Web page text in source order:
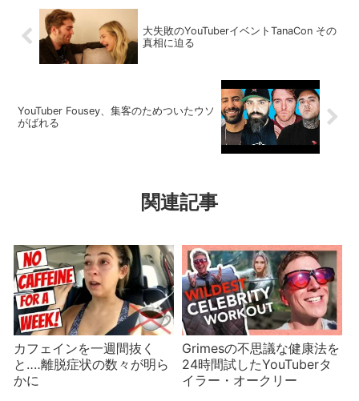
大失敗のYouTuberイベントTanaCon その
真相に迫る
YouTuber Fousey、集客のためついたウソ
がばれる
関連記事
カフェインを一週間抜く
と‥‥離脱症状の数々が明ら
かに
Grimesの不思議な健康法を
24時間試したYouTuberタ
イラー・オークリー